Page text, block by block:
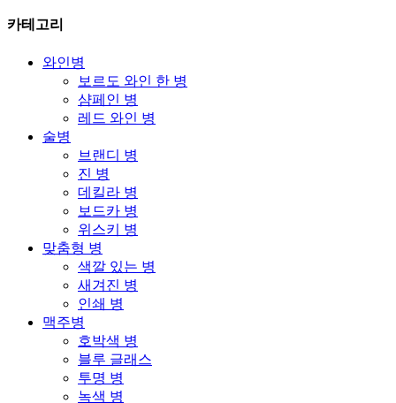
카테고리
와인병
보르도 와인 한 병
샴페인 병
레드 와인 병
술병
브랜디 병
진 병
데킬라 병
보드카 병
위스키 병
맞춤형 병
색깔 있는 병
새겨진 병
인쇄 병
맥주병
호박색 병
블루 글래스
투명 병
녹색 병